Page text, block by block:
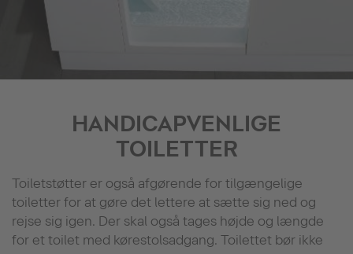
HANDICAPVENLIGE
TOILETTER
Toiletstøtter er også afgørende for tilgængelige
toiletter for at gøre det lettere at sætte sig ned og
rejse sig igen. Der skal også tages højde og længde
for et toilet med kørestolsadgang. Toilettet bør ikke